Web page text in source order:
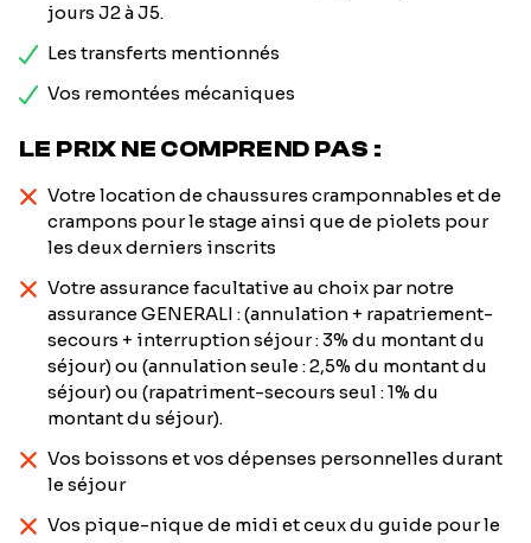
jours J2 à J5.
Les transferts mentionnés
Vos remontées mécaniques
LE PRIX NE COMPREND PAS :
Votre location de chaussures cramponnables et de
crampons pour le stage ainsi que de piolets pour
les deux derniers inscrits
Votre assurance facultative au choix par notre
assurance GENERALI : (annulation + rapatriement-
secours + interruption séjour : 3% du montant du
séjour) ou (annulation seule : 2,5% du montant du
séjour) ou (rapatriment-secours seul : 1% du
montant du séjour).
Vos boissons et vos dépenses personnelles durant
le séjour
Vos pique-nique de midi et ceux du guide pour le